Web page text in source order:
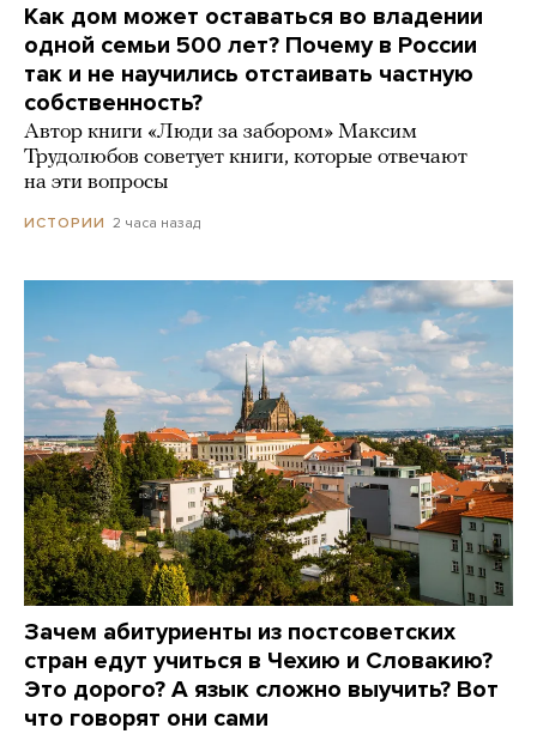
Как дом может оставаться во владении
одной семьи 500 лет? Почему в России
так и не научились отстаивать частную
собственность?
Автор книги «Люди за забором» Максим
Трудолюбов советует книги, которые отвечают
на эти вопросы
ИСТОРИИ 2 часа назад
Зачем абитуриенты из постсоветских
стран едут учиться в Чехию и Словакию?
Это дорого? А язык сложно выучить? Вот
что говорят они сами